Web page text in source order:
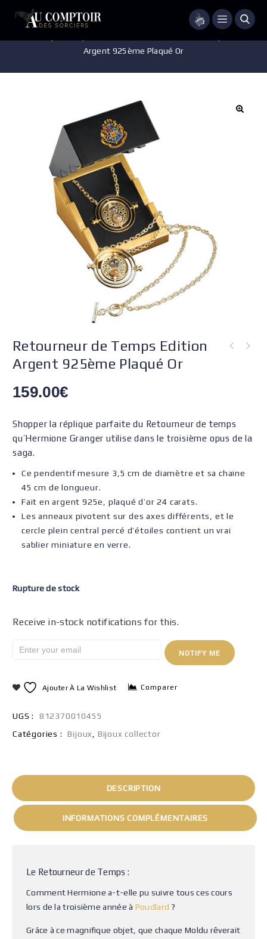
Menu
Argent 925ème Plaqué Or
Retourneur de Temps Edition
Argent 925ème Plaqué Or
159.00€
Shopper la réplique parfaite du Retourneur de temps
qu’Hermione Granger utilise dans le troisième opus de la
saga.
Ce pendentif mesure 3,5 cm de diamètre et sa chaine
45 cm de longueur.
Fait en argent 925e, plaqué d’or 24 carats.
Les anneaux pivotent sur des axes différents, et le
cercle plein central percé d’étoiles contient un vrai
sablier miniature en verre.
Rupture de stock
Receive in-stock notifications for this.
NOTIFY ME
Ajouter À La Wishlist Comparer
UGS :
812370010455
Catégories :
Bijoux Bijoux collector
DESCRIPTION
INFORMATIONS COMPLÉMENTAIRES
Le Retourneur de Temps :
Comment Hermione a-t-elle pu suivre tous ces cours
lors de la troisième année à Poudlard ?
Grâce à ce magnifique objet, que chaque Moldu rêverait